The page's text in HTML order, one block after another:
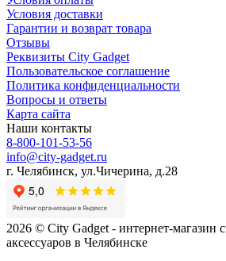
Условия доставки
Гарантии и возврат товара
Отзывы
Реквизиты City Gadget
Пользовательское соглашение
Политика конфиденциальности
Вопросы и ответы
Карта сайта
Наши контакты
8-800-101-53-56
info@city-gadget.ru
г. Челябинск, ул.Чичерина, д.28
2026 © City Gadget - интернет-магазин
аксессуаров в Челябинске